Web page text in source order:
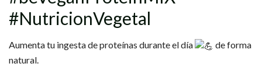
#NutricionVegetal
Aumenta tu ingesta de proteínas durante el día
de forma
natural.